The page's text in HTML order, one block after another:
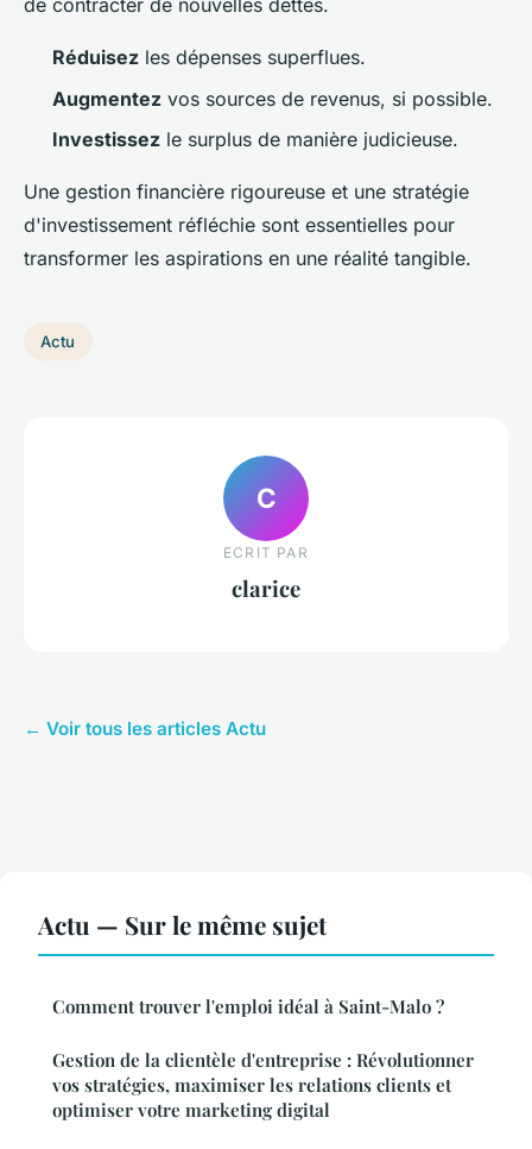
de contracter de nouvelles dettes.
Réduisez les dépenses superflues.
Augmentez vos sources de revenus, si possible.
Investissez le surplus de manière judicieuse.
Une gestion financière rigoureuse et une stratégie
d'investissement réfléchie sont essentielles pour
transformer les aspirations en une réalité tangible.
Actu
C
ECRIT PAR
clarice
← Voir tous les articles Actu
Actu — Sur le même sujet
Comment trouver l'emploi idéal à Saint-Malo ?
Gestion de la clientèle d'entreprise : Révolutionner
vos stratégies, maximiser les relations clients et
optimiser votre marketing digital